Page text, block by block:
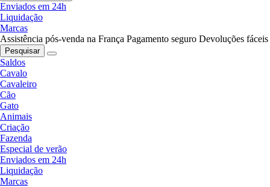
Enviados em 24h
Liquidação
Marcas
Assistência pós-venda na França Pagamento seguro Devoluções fáceis
Pesquisar
Saldos
Cavalo
Cavaleiro
Cão
Gato
Animais
Criação
Fazenda
Especial de verão
Enviados em 24h
Liquidação
Marcas